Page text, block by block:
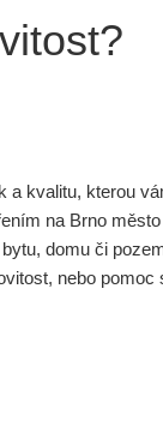
kvalitu, kterou
na Brno
domu či
nebo